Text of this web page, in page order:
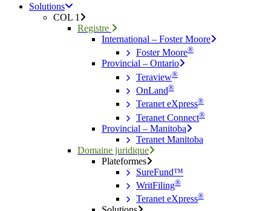
Solutions
COL 1
Registre
International – Foster Moore
Foster Moore®
Provincial – Ontario
Teraview®
OnLand®
Teranet eXpress®
Teranet Connect®
Provincial – Manitoba
Teranet Manitoba
Domaine juridique
Plateformes
SureFund™
WritFiling®
Teranet eXpress®